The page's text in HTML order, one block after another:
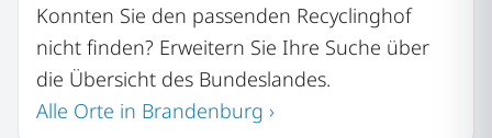
Konnten Sie den passenden Recyclinghof
nicht finden? Erweitern Sie Ihre Suche über
die Übersicht des Bundeslandes.
Alle Orte in Brandenburg ›